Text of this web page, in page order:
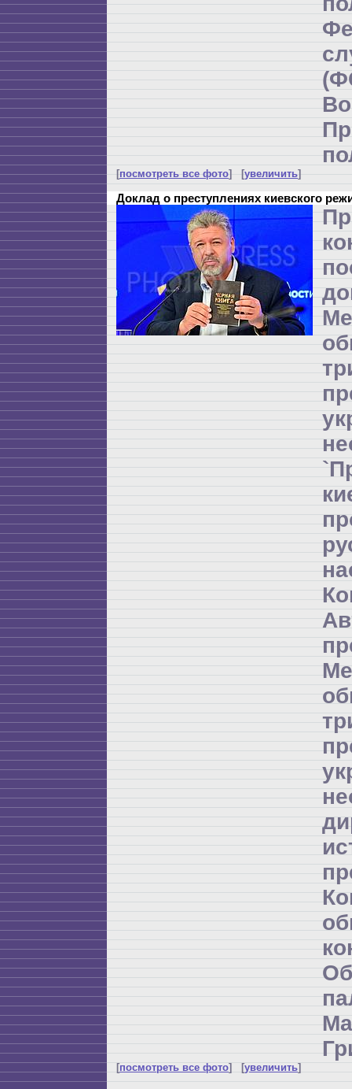
[посмотреть все фото] [увеличить]
Доклад о преступлениях киевского
[посмотреть все фото] [увеличить]